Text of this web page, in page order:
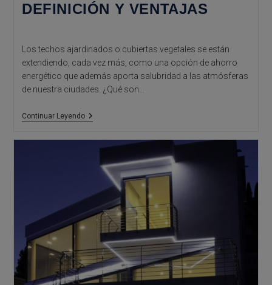
DEFINICIÓN Y VENTAJAS
Los techos ajardinados o cubiertas vegetales se están
extendiendo, cada vez más, como una opción de ahorro
energético que además aporta salubridad a las atmósferas
de nuestra ciudades. ¿Qué son…
Continuar LeyendoTechos